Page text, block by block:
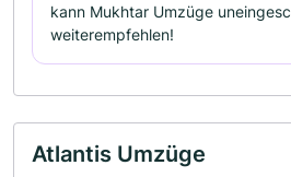
kann Mukhtar Umzüge
weiterempfehlen!
Atlantis Umzüge